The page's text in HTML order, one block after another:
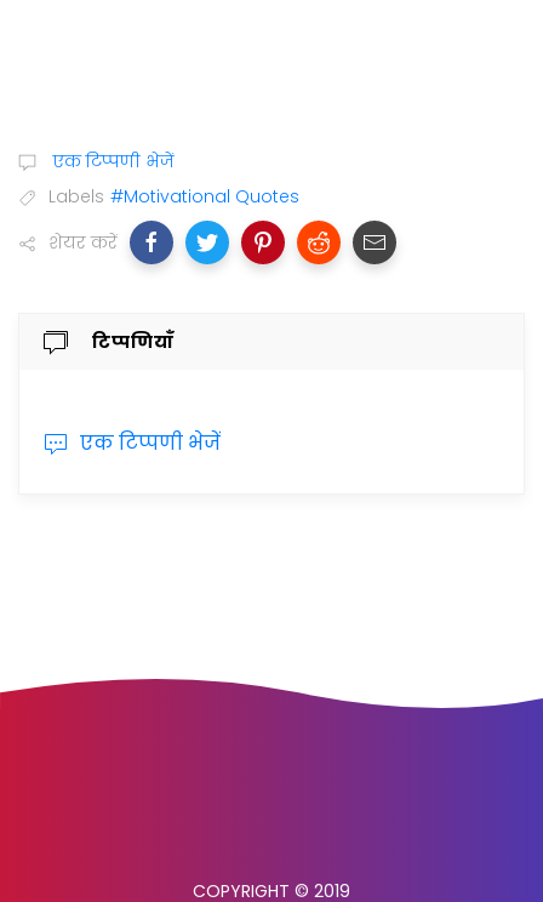
एक टिप्पणी भेजें
Labels #Motivational Quotes
शेयर करें
टिप्पणियाँ
एक टिप्पणी भेजें
COPYRIGHT © 2019